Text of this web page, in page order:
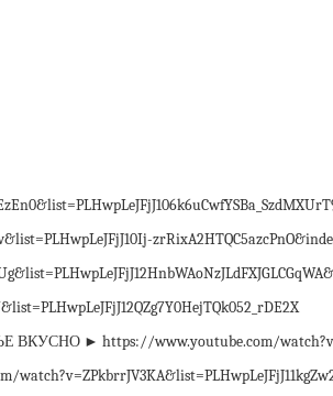
► https://www.youtube.com/watch?v=-